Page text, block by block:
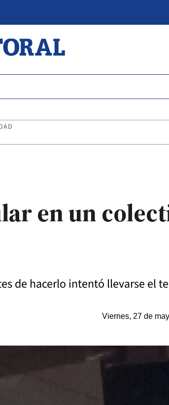
en un
de hacerlo intentó llevarse el
Viernes, 27 de